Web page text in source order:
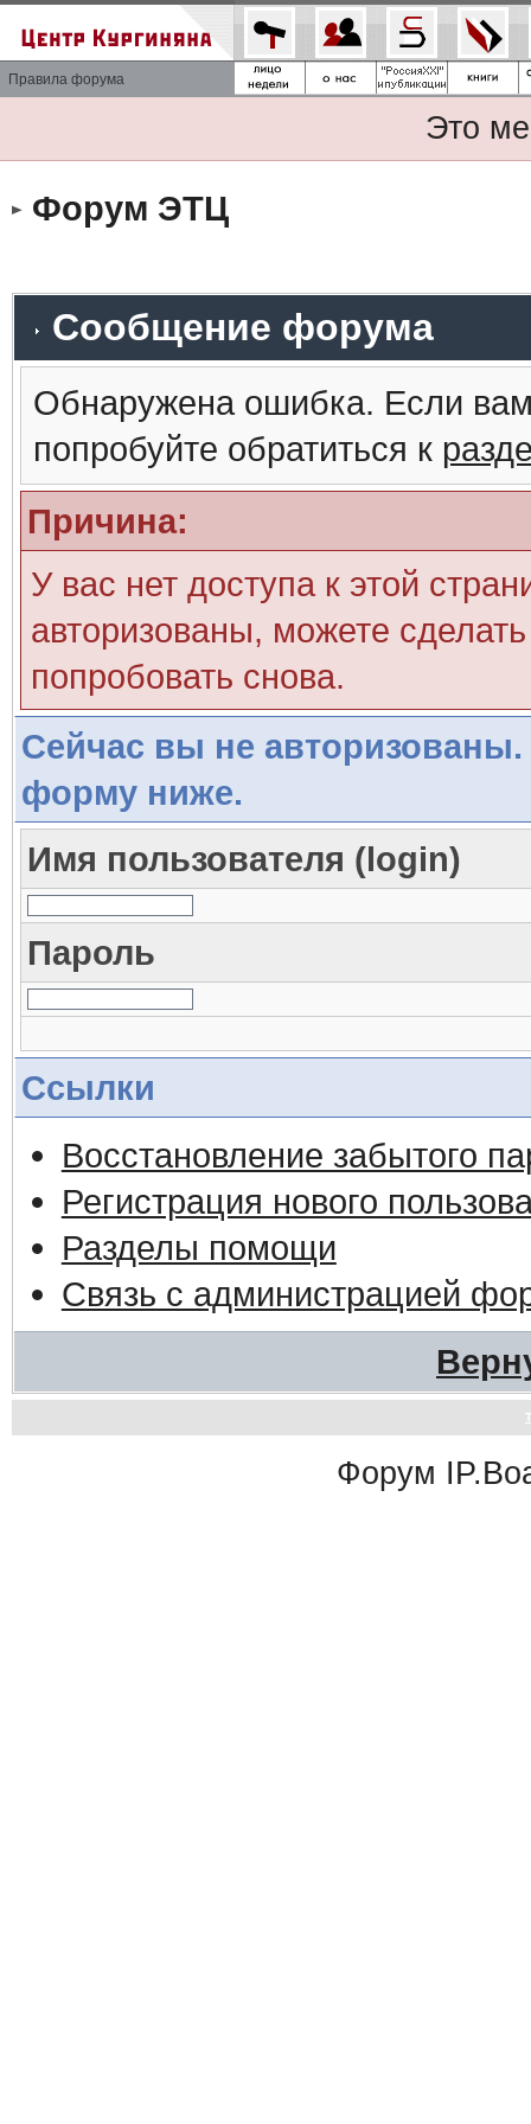
Правила форума
Это
Форум ЭТЦ
Сообщение форума
Обнаружена ошибка. Если
попробуйте обратиться к
Причина:
У вас нет доступа к этой
авторизованы, можете
попробовать снова.
Сейчас вы не авторизованы.
форму ниже.
Имя пользователя (login)
Пароль
Ссылки
Восстановление забытого
Регистрация нового
Разделы помощи
Связь с администрацией
Форум